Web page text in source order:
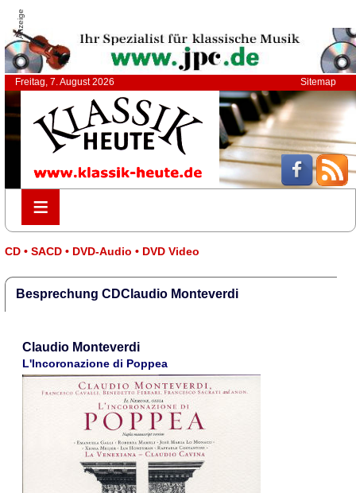
Anzeige
Freitag, 7. August 2026 Sitemap
≡
≡
CD • SACD • DVD-Audio • DVD Video
Besprechung CDClaudio Monteverdi
Claudio Monteverdi
L'Incoronazione di Poppea